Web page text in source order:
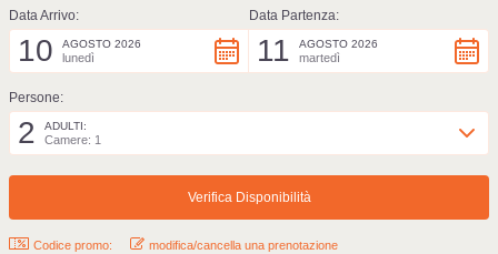
Data Arrivo:
10 AGOSTO 2026
lunedì
Data Partenza:
11 AGOSTO 2026
martedì
Persone:
2 ADULTI:
Camere: 1
Codice promo: modifica/cancella una prenotazione